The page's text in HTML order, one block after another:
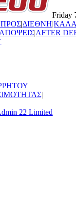
Friday
|ΔΙΕΘΝΗ|
ΑΠΟΨΕΙΣ|AFTER
|
|
22 Limited